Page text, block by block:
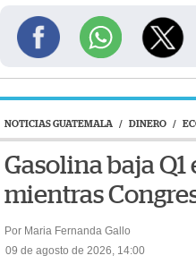
NOTICIAS GUATEMALA / DINERO /
Gasolina baja
mientras
Por Maria Fernanda Gallo
09 de agosto de 2026, 14:00